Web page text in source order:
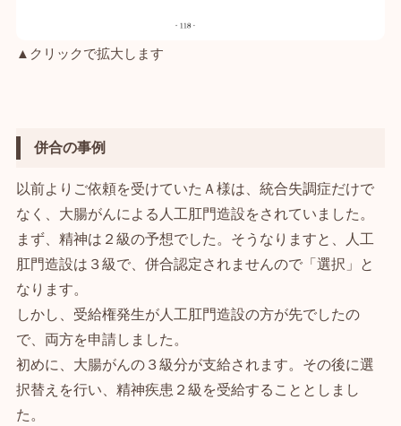
▲クリックで拡大します
併合の事例
以前よりご依頼を受けていたＡ様は、統合失調症だけで
なく、大腸がんによる人工肛門造設をされていました。
まず、精神は２級の予想でした。そうなりますと、人工
肛門造設は３級で、併合認定されませんので「選択」と
なります。
しかし、受給権発生が人工肛門造設の方が先でしたの
で、両方を申請しました。
初めに、大腸がんの３級分が支給されます。その後に選
択替えを行い、精神疾患２級を受給することとしまし
た。